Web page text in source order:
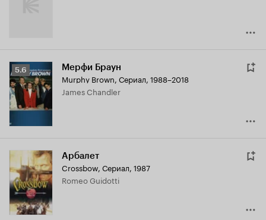
Рейтинг
Кинопоиска
5.6
5.6 Мерфи Браун
Murphy Brown, Сериал, 1988–2018
James Chandler
Арбалет
Crossbow, Сериал, 1987
Romeo Guidotti